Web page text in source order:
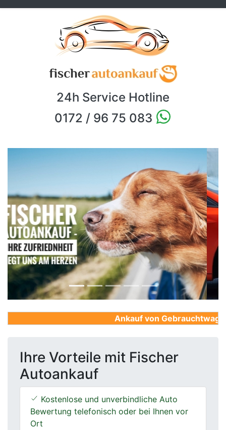
24h Service Hotline
0172 / 96 75 083
Previous Next
Ankauf von
Ihre Vorteile mit Fischer
Autoankauf
Kostenlose und unverbindliche Auto
Bewertung telefonisch oder bei Ihnen vor
Ort